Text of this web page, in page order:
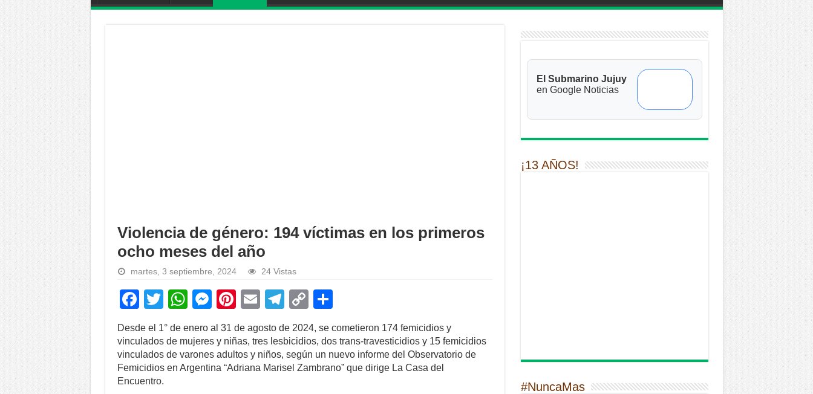
Violencia de género: 194 víctimas en los primeros
ocho meses del año
martes, 3 septiembre, 2024 24 Vistas
F
a
c
e
b
T
wi
tt
er
W
at
s
A
M
e
ss
e
n
Pi
nt
er
e
st
E
ail
T
el
e
gr
a
C
o
p
y
Li
ar
e
Desde el 1° de enero al 31 de agosto de 2024, se cometieron 174 femicidios y
vinculados de mujeres y niñas, tres lesbicidios, dos trans-travesticidios y 15 femicidios
vinculados de varones adultos y niños, según un nuevo informe del Observatorio de
Femicidios en Argentina “Adriana Marisel Zambrano” que dirige La Casa del
Encuentro.
El Submarino Jujuy
en Google Noticias
¡13 AÑOS!
#NuncaMas